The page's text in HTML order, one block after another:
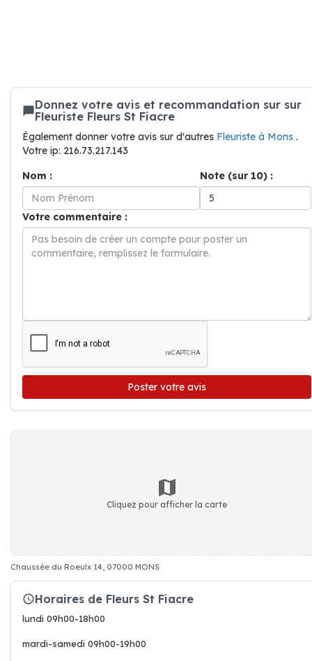
Donnez votre avis et recommandation sur sur
Fleuriste Fleurs St Fiacre
Également donner votre avis sur d'autres Fleuriste à Mons .
Votre ip: 216.73.217.143
Nom :
Note (sur 10) :
Votre commentaire :
Poster votre avis
Cliquez pour afficher la carte
Chaussée du Roeulx 14, 07000 MONS
Horaires de Fleurs St Fiacre
lundi 09h00-18h00
mardi-samedi 09h00-19h00